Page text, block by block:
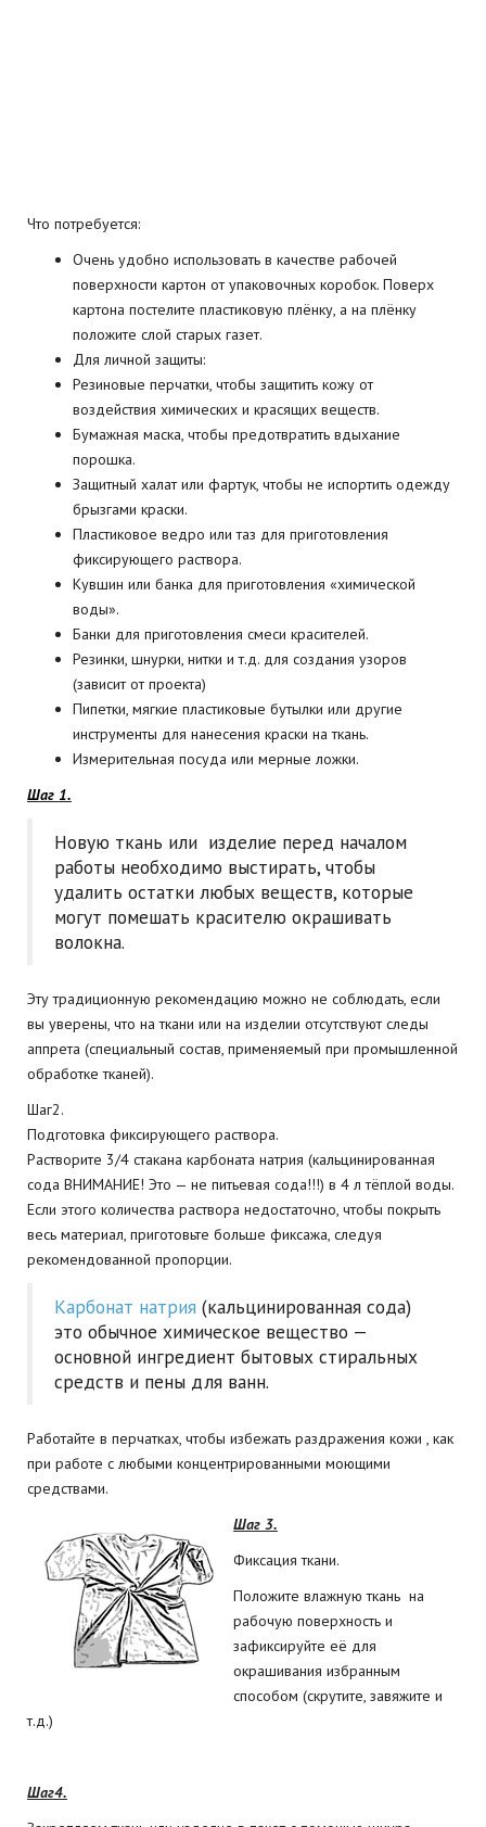
Что потребуется:
Очень удобно использовать в качестве рабочей
поверхности картон от упаковочных коробок. Поверх
картона постелите пластиковую плёнку, а на плёнку
положите слой старых газет.
Для личной защиты:
Резиновые перчатки, чтобы защитить кожу от
воздействия химических и красящих веществ.
Бумажная маска, чтобы предотвратить вдыхание
порошка.
Защитный халат или фартук, чтобы не испортить одежду
брызгами краски.
Пластиковое ведро или таз для приготовления
фиксирующего раствора.
Кувшин или банка для приготовления «химической
воды».
Банки для приготовления смеси красителей.
Резинки, шнурки, нитки и т.д. для создания узоров
(зависит от проекта)
Пипетки, мягкие пластиковые бутылки или другие
инструменты для нанесения краски на ткань.
Измерительная посуда или мерные ложки.
Шаг 1.
Новую ткань или изделие перед началом
работы необходимо выстирать, чтобы
удалить остатки любых веществ, которые
могут помешать красителю окрашивать
волокна.
Эту традиционную рекомендацию можно не соблюдать, если
вы уверены, что на ткани или на изделии отсутствуют следы
аппрета (специальный состав, применяемый при промышленной
обработке тканей).
Шаг2.
Подготовка фиксирующего раствора.
Растворите 3/4 стакана карбоната натрия (кальцинированная
сода ВНИМАНИЕ! Это — не питьевая сода!!!) в 4 л тёплой воды.
Если этого количества раствора недостаточно, чтобы покрыть
весь материал, приготовьте больше фиксажа, следуя
рекомендованной пропорции.
Карбонат натрия (кальцинированная сода)
это обычное химическое вещество —
основной ингредиент бытовых стиральных
средств и пены для ванн.
Работайте в перчатках, чтобы избежать раздражения кожи , как
при работе с любыми концентрированными моющими
средствами.
Шаг 3.
Фиксация ткани.
Положите влажную ткань на
рабочую поверхность и
зафиксируйте её для
окрашивания избранным
способом (скрутите, завяжите и
т.д.)
Шаг4.